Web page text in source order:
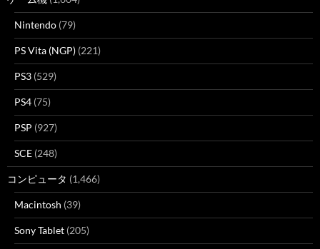
Nintendo (79)
PS Vita (NGP) (221)
PS3 (529)
PS4 (75)
PSP (927)
SCE (248)
コンピュータ (1,466)
Macintosh (39)
Sony Tablet (205)